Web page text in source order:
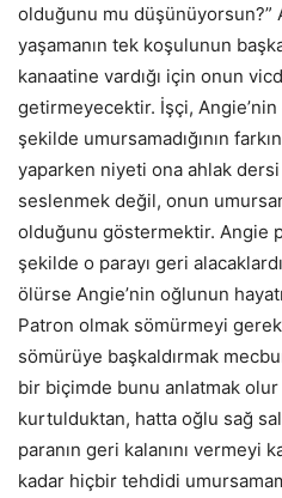
olduğunu mu düşünüyorsun?”
yaşamanın tek koşulunun
kanaatine vardığı için onun
getirmeyecektir. İşçi, Angie’nin
şekilde umursamadığının
yaparken niyeti ona ahlak
seslenmek değil, onun
olduğunu göstermektir. Angie
şekilde o parayı geri
ölürse Angie’nin oğlunun
Patron olmak sömürmeyi
sömürüye başkaldırmak
bir biçimde bunu anlatmak olur
kurtulduktan, hatta oğlu sağ
paranın geri kalanını vermeyi
kadar hiçbir tehdidi